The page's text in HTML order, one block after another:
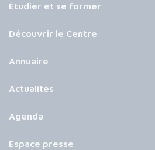
Étudier et se former
Découvrir le Centre
Annuaire
Actualités
Agenda
Espace presse